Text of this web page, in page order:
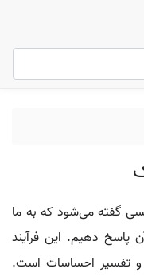
گفته می‌شود که به ما
پاسخ دهیم. این فرآیند
و تفسیر احساسات است.